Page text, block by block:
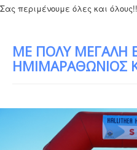
Σας περιμένουμε όλες και
ΜΕ ΠΟΛΥ ΜΕΓΑΛΗ
ΗΜΙΜΑΡΑΘΩΝΙΟΣ